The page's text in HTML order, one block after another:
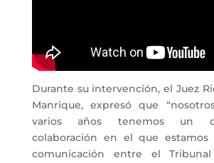
Durante su intervención, el Juez
Manrique, expresó que
varios años tenemos un
colaboración en el que estamos
comunicación entre el